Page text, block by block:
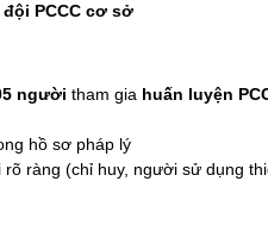
PCCC cơ sở
người tham gia huấn luyện
hồ sơ pháp lý
rõ ràng (chỉ huy, người sử dụng